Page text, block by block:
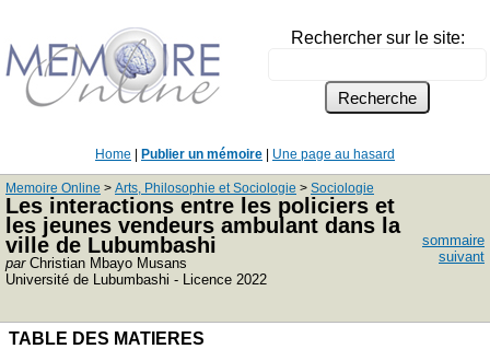
Rechercher sur le site:
Home Publier un mémoire Une page au hasard
Memoire Online > Arts, Philosophie et Sociologie > Sociologie
Les interactions entre les policiers et
les jeunes vendeurs ambulant dans la
ville de Lubumbashi
parChristian Mbayo Musans
Université de Lubumbashi - Licence 2022
sommaire
suivant
TABLE DES MATIERES